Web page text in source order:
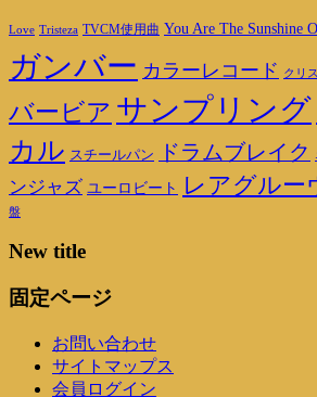
Love Tristeza TVCM使用曲 You Are The Sunshine
ガンバー カラーレコード クリ
バービア サンプリング
カル スチールパン ドラムブレイク
ンジャズ ユーロビート レアグルー
盤
New title
固定ページ
お問い合わせ
サイトマップス
会員ログイン